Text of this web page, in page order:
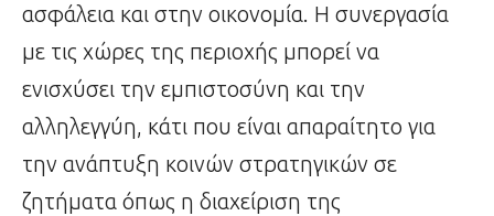
ασφάλεια και στην οικονομία. Η συνεργασία
με τις χώρες της περιοχής μπορεί να
ενισχύσει την εμπιστοσύνη και την
αλληλεγγύη, κάτι που είναι απαραίτητο για
την ανάπτυξη κοινών στρατηγικών σε
ζητήματα όπως η διαχείριση της